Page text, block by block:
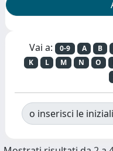
Vai a: 0-9 A B
K
L M N O
o inserisci le